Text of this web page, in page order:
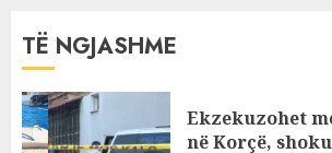
TË NGJASHME
Ekzekuzohet
në Korçë,